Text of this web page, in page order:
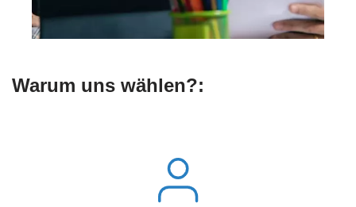
Warum uns wählen?: